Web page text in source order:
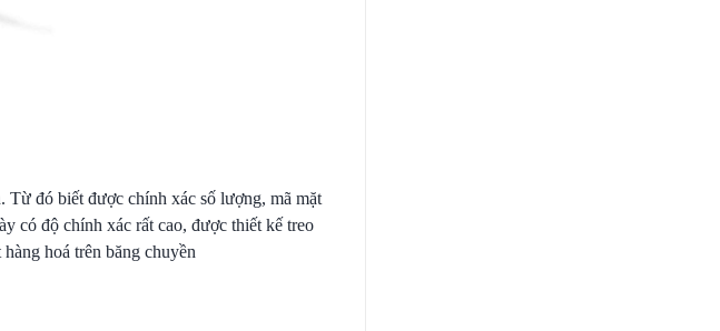
Từ đó biết được chính xác số lượng, mã mặt
có độ chính xác rất cao, được thiết kế treo
hoá trên băng chuyền